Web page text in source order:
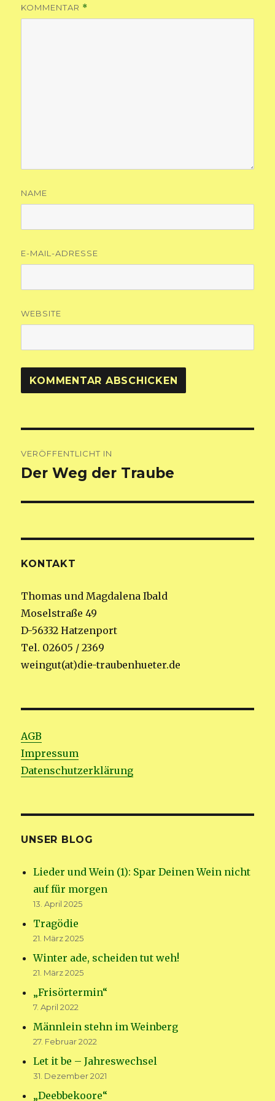
KOMMENTAR *
NAME
E-MAIL-ADRESSE
WEBSITE
VERÖFFENTLICHT IN
Der Weg der Traube
KONTAKT
Thomas und Magdalena Ibald
Moselstraße 49
D-56332 Hatzenport
Tel. 02605 / 2369
weingut(at)die-traubenhueter.de
AGB
Impressum
Datenschutzerklärung
UNSER BLOG
Lieder und Wein (1): Spar Deinen Wein nicht
auf für morgen
13. April 2025
Tragödie
21. März 2025
Winter ade, scheiden tut weh!
21. März 2025
„Frisörtermin“
7. April 2022
Männlein stehn im Weinberg
27. Februar 2022
Let it be – Jahreswechsel
31. Dezember 2021
„Deebbekoore“